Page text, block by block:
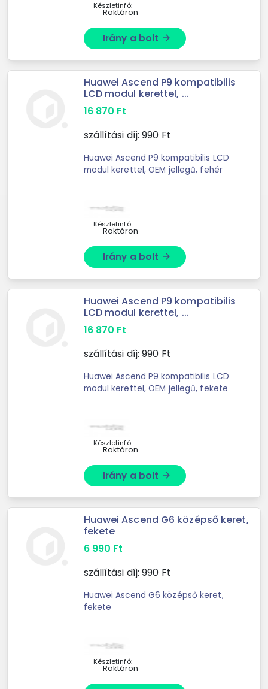
Készletinfó:
Raktáron
Irány a bolt arrow_forward
Huawei Ascend P9 kompatibilis
LCD modul kerettel, ...
16 870 Ft
szállítási díj: 990 Ft
Huawei Ascend P9 kompatibilis LCD
modul kerettel, OEM jellegű, fehér
Készletinfó:
Raktáron
Irány a bolt arrow_forward
Huawei Ascend P9 kompatibilis
LCD modul kerettel, ...
16 870 Ft
szállítási díj: 990 Ft
Huawei Ascend P9 kompatibilis LCD
modul kerettel, OEM jellegű, fekete
Készletinfó:
Raktáron
Irány a bolt arrow_forward
Huawei Ascend G6 középső keret,
fekete
6 990 Ft
szállítási díj: 990 Ft
Huawei Ascend G6 középső keret,
fekete
Készletinfó:
Raktáron